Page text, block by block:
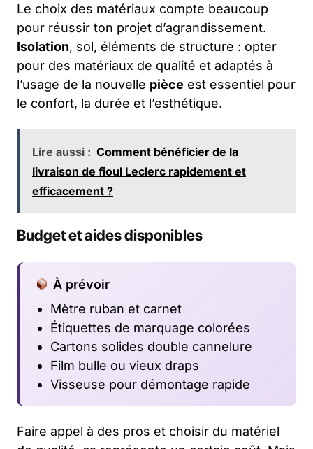
Le choix des matériaux compte beaucoup
pour réussir ton projet d’agrandissement.
Isolation, sol, éléments de structure : opter
pour des matériaux de qualité et adaptés à
l’usage de la nouvelle pièce est essentiel pour
le confort, la durée et l’esthétique.
Lire aussi : Comment bénéficier de la
livraison de fioul Leclerc rapidement et
efficacement ?
Budget et aides disponibles
À prévoir
Mètre ruban et carnet
Étiquettes de marquage colorées
Cartons solides double cannelure
Film bulle ou vieux draps
Visseuse pour démontage rapide
Faire appel à des pros et choisir du matériel